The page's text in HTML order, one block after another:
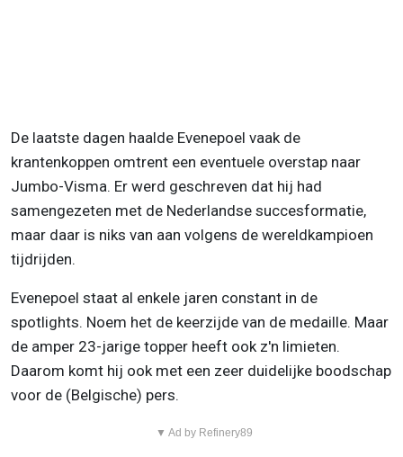
De laatste dagen haalde Evenepoel vaak de
krantenkoppen omtrent een eventuele overstap naar
Jumbo-Visma. Er werd geschreven dat hij had
samengezeten met de Nederlandse succesformatie,
maar daar is niks van aan volgens de wereldkampioen
tijdrijden.
Evenepoel staat al enkele jaren constant in de
spotlights. Noem het de keerzijde van de medaille. Maar
de amper 23-jarige topper heeft ook z'n limieten.
Daarom komt hij ook met een zeer duidelijke boodschap
voor de (Belgische) pers.
▼ Ad by Refinery89